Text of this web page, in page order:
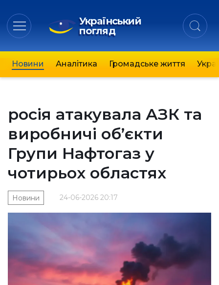
Український
погляд
Новини Аналітика Громадське життя
росія атакувала АЗК та
виробничі об’єкти
Групи Нафтогаз у
чотирьох областях
24-06-2026 20:17
Новини